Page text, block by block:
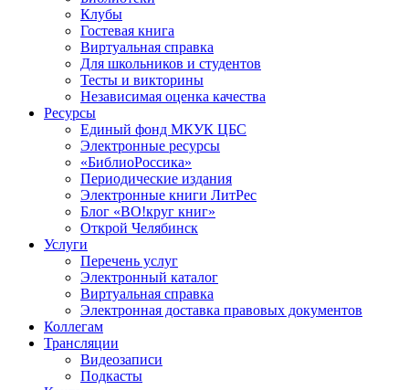
Клубы
Гостевая книга
Виртуальная справка
Для школьников и студентов
Тесты и викторины
Независимая оценка качества
Ресурсы
Единый фонд МКУК ЦБС
Электронные ресурсы
«БиблиоРоссика»
Периодические издания
Электронные книги ЛитРес
Блог «ВО!круг книг»
Открой Челябинск
Услуги
Перечень услуг
Электронный каталог
Виртуальная справка
Электронная доставка правовых документов
Коллегам
Трансляции
Видеозаписи
Подкасты